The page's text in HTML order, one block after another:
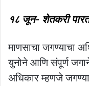
१८ जून- शेतकरी
माणसाचा जगण्याचा
युनोने आणि संपूर्ण
अधिकार म्हणजे